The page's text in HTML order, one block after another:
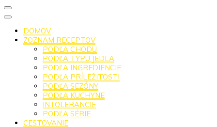
DOMOV
ZOZNAM RECEPTOV
PODĽA CHODU
PODĽA TYPU JEDLA
PODĽA INGREDIENCIE
PODĽA PRÍLEŽITOSTI
PODĽA SEZÓNY
PODĽA KUCHYNE
INTOLERANCIE
PODĽA SÉRIE
CESTOVANIE